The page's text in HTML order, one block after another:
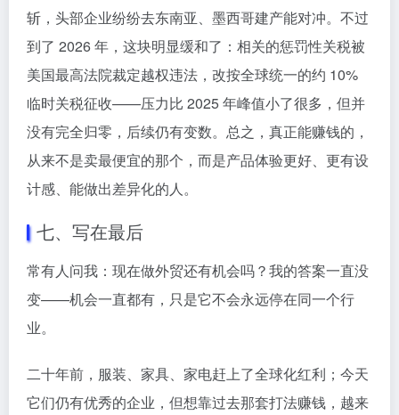
斩，头部企业纷纷去东南亚、墨西哥建产能对冲。不过
到了 2026 年，这块明显缓和了：相关的惩罚性关税被
美国最高法院裁定越权违法，改按全球统一的约 10%
临时关税征收——压力比 2025 年峰值小了很多，但并
没有完全归零，后续仍有变数。总之，真正能赚钱的，
从来不是卖最便宜的那个，而是产品体验更好、更有设
计感、能做出差异化的人。
七、写在最后
常有人问我：现在做外贸还有机会吗？我的答案一直没
变——机会一直都有，只是它不会永远停在同一个行
业。
二十年前，服装、家具、家电赶上了全球化红利；今天
它们仍有优秀的企业，但想靠过去那套打法赚钱，越来